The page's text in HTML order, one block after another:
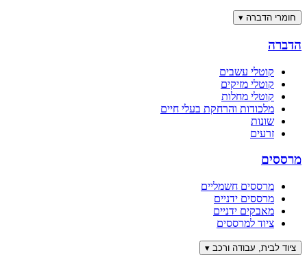
חומרי הדברה ▾
הדברה
קוטלי עשבים
קוטלי מזיקים
קוטלי מחלות
מלכודות והרחקת בעלי חיים
שונות
זרעים
מרססים
מרססים חשמליים
מרססים ידניים
מאבקים ידניים
ציוד למרססים
ציוד לבית, עבודה ורכב ▾